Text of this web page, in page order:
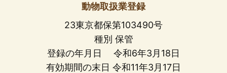
動物取扱業登録
23東京都保第103490号
種別 保管
登録の年月日 令和6年3月18日
有効期間の末日 令和11年3月17日